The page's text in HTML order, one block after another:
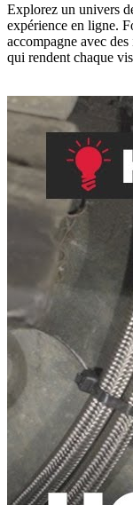
Explorez un univers
expérience en ligne.
accompagne avec
qui rendent chaque